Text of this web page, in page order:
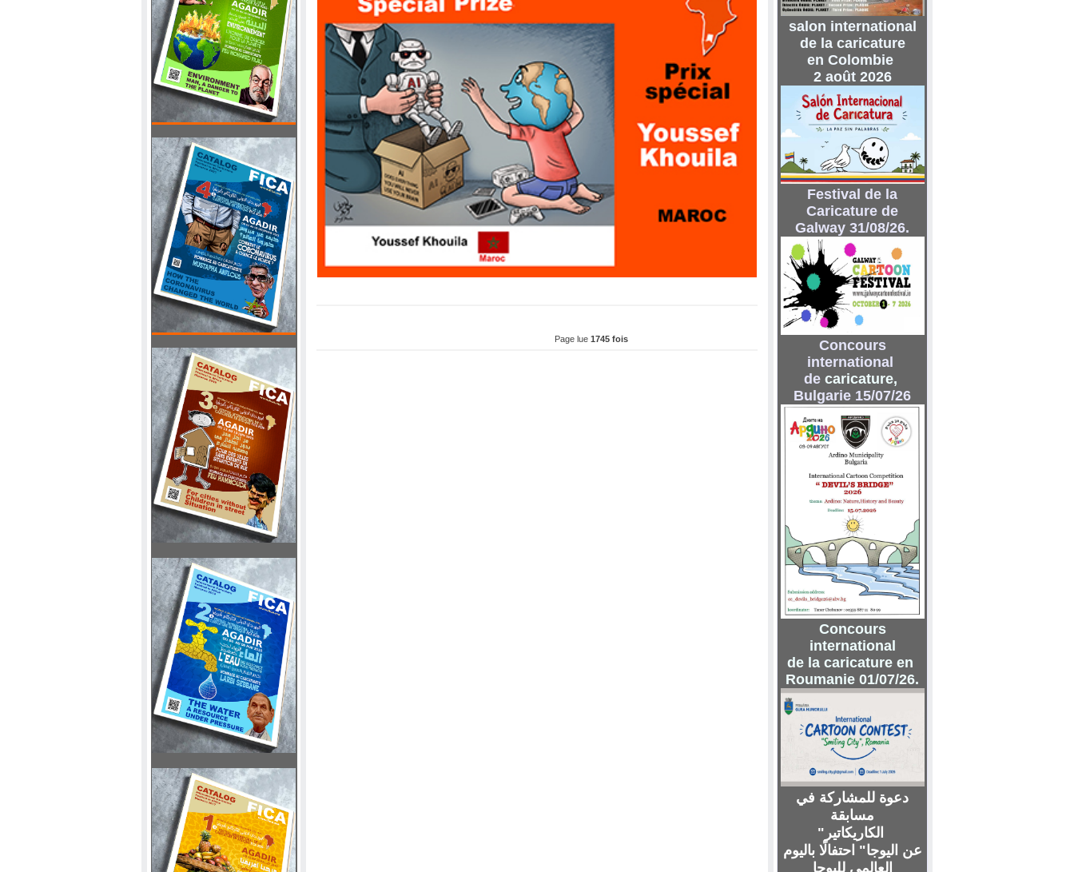
Page lue 1745 fois
salon international
de la caricature
en Colombie
2 août 2026
Festival de la
Caricature de
Galway 31/08/26.
Concours
international
de caricature,
Bulgarie 15/07/26
Concours
international
de la caricature en
Roumanie 01/07/26.
دعوة للمشاركة في
مسابقة
عن اليوجا" احتفالًا باليوم
العالمي لليوجا